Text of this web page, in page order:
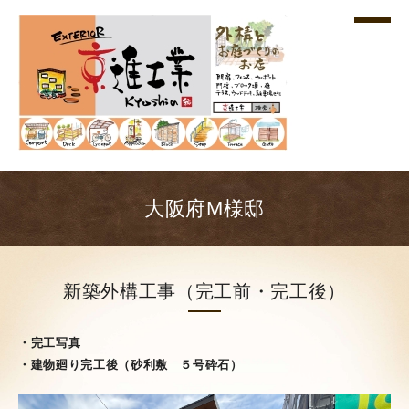
大阪府M様邸
新築外構工事（完工前・完工後）
・完工写真
・建物廻り完工後（砂利敷 ５号砕石）